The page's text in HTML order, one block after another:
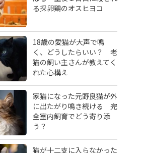
る採卵鶏のオスヒヨコ
18歳の愛猫が大声で鳴
く、どうしたらいい？ 老
猫の飼い主さんが教えてく
れた心構え
家猫になった元野良猫が外
に出たがり鳴き続ける 完
全室内飼育でどう寄り添
う？
猫が十二支に入らなかった